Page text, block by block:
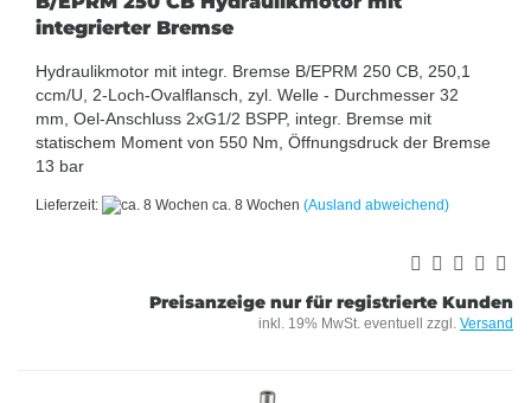
integrierter Bremse
Hydraulikmotor mit integr. Bremse B/EPRM 250 CB, 250,1
ccm/U, 2-Loch-Ovalflansch, zyl. Welle - Durchmesser 32
mm, Oel-Anschluss 2xG1/2 BSPP, integr. Bremse mit
statischem Moment von 550 Nm, Öffnungsdruck der Bremse
13 bar
Lieferzeit: ca. 8 Wochen (Ausland abweichend)
Preisanzeige nur für registrierte Kunden
inkl. 19% MwSt. eventuell zzgl. Versand